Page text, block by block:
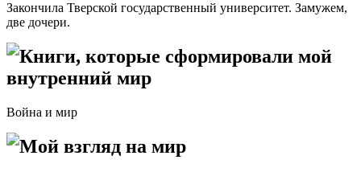
Закончила Тверской государственный университет. Замужем,
две дочери.
Книги, которые сформировали мой
внутренний мир
Война и мир
Мой взгляд на мир